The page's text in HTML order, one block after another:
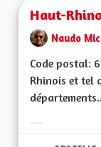
Haut-
Naudo
Code postal:
Rhinois et tel